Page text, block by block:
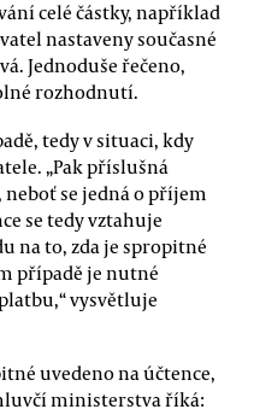
celé částky, například
nastaveny současné
Jednoduše řečeno,
rozhodnutí.
tedy v situaci, kdy
„Pak příslušná
se jedná o příjem
se tedy vztahuje
na to, zda je spropitné
případě je nutné
vysvětluje
uvedeno na účtence,
ministerstva říká: